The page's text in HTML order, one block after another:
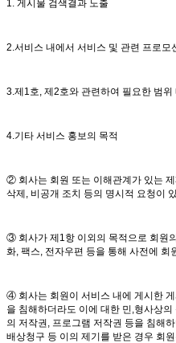
1. 게시물 검색결과 노출
2.서비스 내에서 서비스 및 관련 프로모
3.제1호, 제2호와 관련하여 필요한 범
4.기타 서비스 홍보의 목적
② 회사는 회원 또는 이해관계가 있는
삭제, 비공개 조치 등의 명시적 요청이
③ 회사가 제1항 이외의 목적으로 회원
화, 팩스, 전자우편 등을 통해 사전에 회
④ 회사는 회원이 서비스 내에 게시한
을 침해하더라도 이에 대한 민,형사상
의 저작권, 프로그램 저작권 등을 침해
배상청구 등 이의 제기를 받은 경우 회